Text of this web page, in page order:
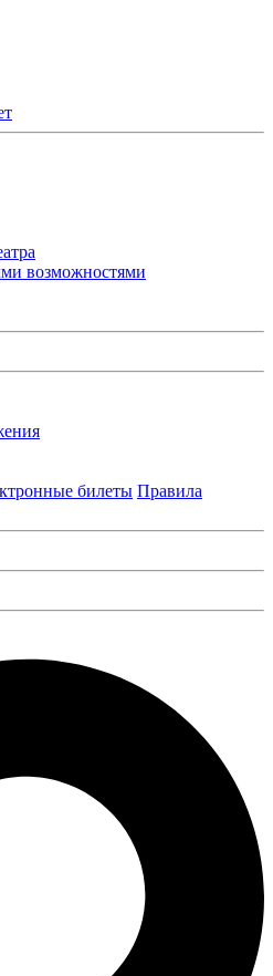
возможностями
билеты Правила